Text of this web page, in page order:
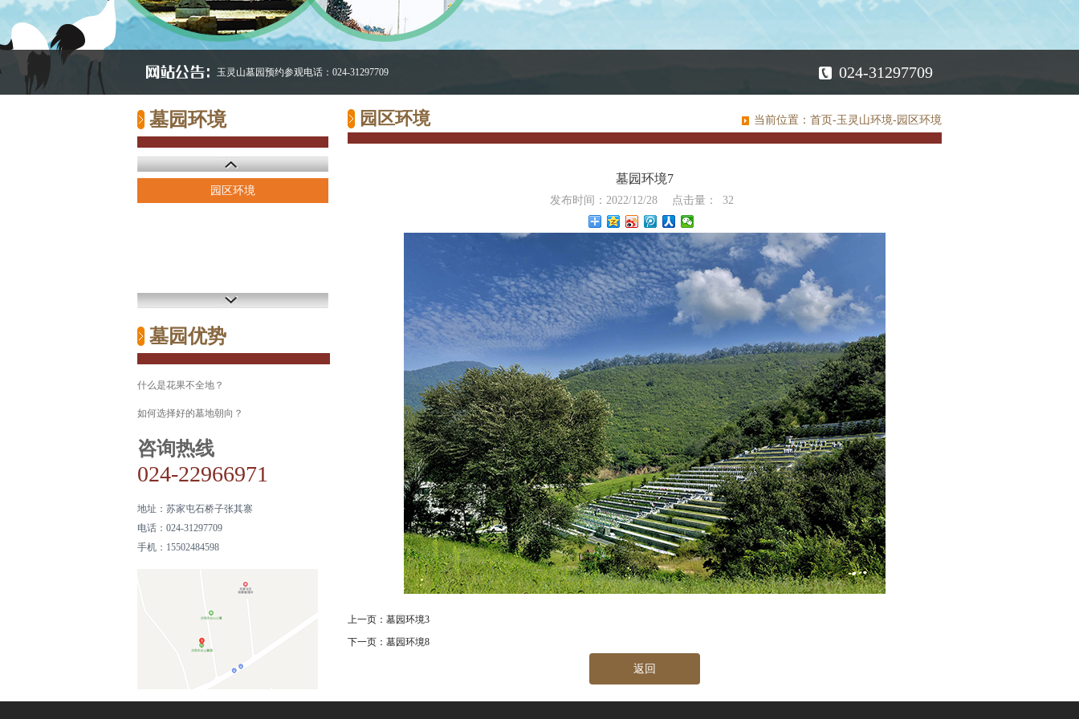
玉灵山墓园预约参观电话：024-31297709 024-31297709
墓园环境
园区环境
墓园优势
什么是花果不全地？
如何选择好的墓地朝向？
咨询热线
024-22966971
地址： 苏家屯石桥子张其寨
电话： 024-31297709
手机： 15502484598
园区环境 当前位置： 首页-玉灵山环境-园区环境
墓园环境7
发布时间：2022/12/28 点击量： 32
上一页： 墓园环境3
下一页： 墓园环境8
返回